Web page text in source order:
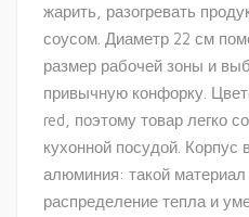
жарить, разогревать
соусом. Диаметр 22 см
размер рабочей зоны и
привычную конфорку.
red, поэтому товар легко
кухонной посудой. Корпус
алюминия: такой
распределение тепла и